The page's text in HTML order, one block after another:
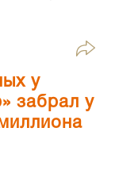
у
забрал у